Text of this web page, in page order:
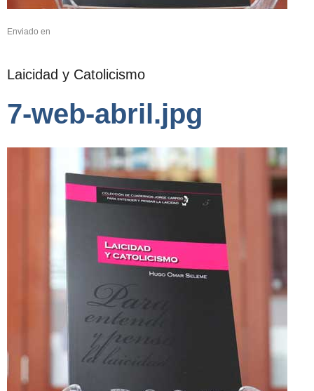
Enviado en
Laicidad y Catolicismo
7-web-abril.jpg